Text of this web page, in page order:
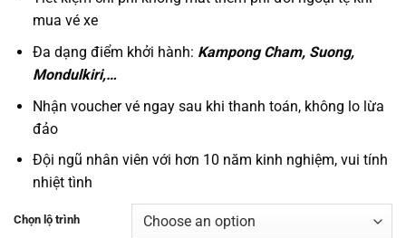
mua vé xe
Đa dạng điểm khởi hành: Kampong Cham, Suong,
Mondulkiri,…
Nhận voucher vé ngay sau khi thanh toán, không lo lừa
đảo
Đội ngũ nhân viên với hơn 10 năm kinh nghiệm, vui tính
nhiệt tình
Chọn lộ trình